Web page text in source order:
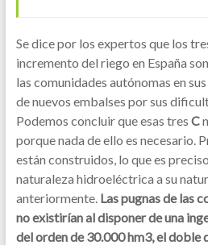
Se dice por los expertos que los
incremento del riego en España
las comunidades autónomas en
de nuevos embalses por sus
Podemos concluir que esas tres C
porque nada de ello es necesario.
están construidos, lo que es
naturaleza hidroeléctrica a su
anteriormente. Las pugnas de las
no existirían al disponer de una
del orden de 30.000 hm3, el doble